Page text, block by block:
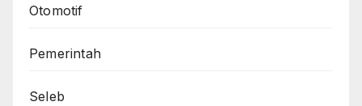
Otomotif
Pemerintah
Seleb